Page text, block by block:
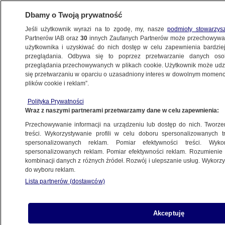
POLSKA
z najważniejszych i najszybszych
elementów"
14.09.2025, 05:45
Posłuchaj artykułu
Czyta lektor AI
Dbamy o Twoją prywatność
Jeśli użytkownik wyrazi na to zgodę, my, naszepodmioty
Partnerów IAB oraz30 innych Zaufanych Partnerów może
użytkownika i uzyskiwać do nich dostęp w celu zapewnienia
przeglądania. Odbywa się to poprzez przetwarzanie danych
przeglądania przechowywanych w plikach cookie. Użytkownik może
się przetwarzaniu w oparciu o uzasadniony interes w dowolnym
plików cookie i reklam”.
Polityka Prywatności
Wraz z naszymi partnerami przetwarzamy dane w celu zapewnienia:
Przechowywanie informacji na urządzeniu lub dostęp do nich.
treści. Wykorzystywanie profili w celu doboru spersonalizowanych
spersonalizowanych reklam. Pomiar efektywności treści.
spersonalizowanych reklam. Pomiar efektywności reklam.
kombinacji danych z różnych źródeł. Rozwój i ulepszanie usług.
do wyboru reklam.
Lista partnerów (dostawców)
Akceptuję